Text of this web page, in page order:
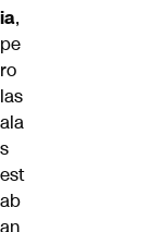
ia,
pe
ro
las
ala
s
est
ab